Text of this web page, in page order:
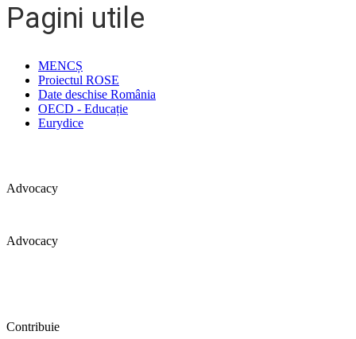
Pagini utile
MENCȘ
Proiectul ROSE
Date deschise România
OECD - Educație
Eurydice
Advocacy
Advocacy
Contribuie